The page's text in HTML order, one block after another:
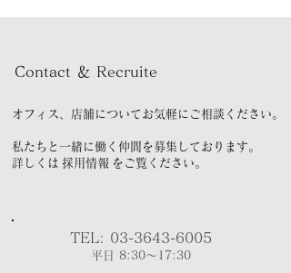
Contact ＆ Recruite
オフィス、店舗についてお気軽にご相談ください。
私たちと一緒に働く仲間を募集しております。
詳しくは 採用情報 をご覧ください。
TEL: 03-3643-6005
平日 8:30～17:30